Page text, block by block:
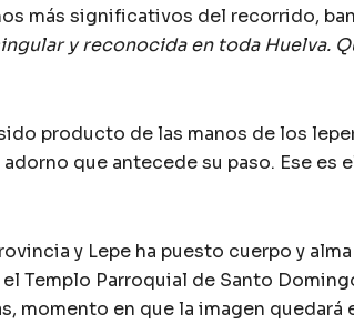
más significativos del recorrido,
y reconocida en toda Huelva.
producto de las manos de los
que antecede su paso. Ese es
y Lepe ha puesto cuerpo y
Templo Parroquial de Santo
momento en que la imagen quedará